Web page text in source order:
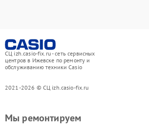
СЦ izh.casio-fix.ru - сеть сервисных
центров в Ижевске по ремонту и
обслуживанию техники Casio
2021-2026 © СЦ izh.casio-fix.ru
Мы ремонтируем